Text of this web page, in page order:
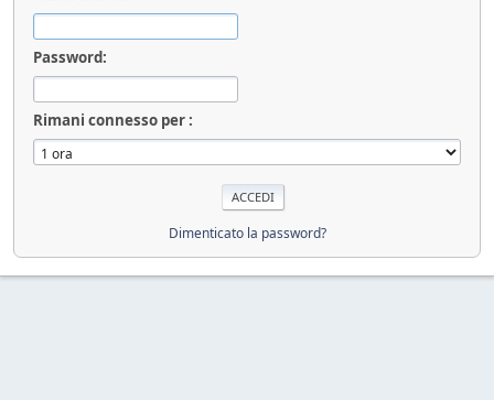
Password:
Rimani connesso per :
Dimenticato la password?